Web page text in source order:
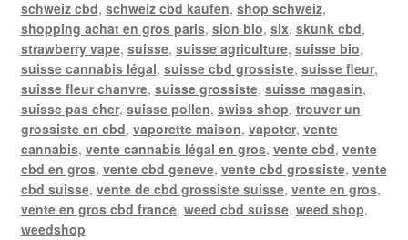
schweiz cbd, schweiz cbd kaufen, shop schweiz,
shopping achat en gros paris, sion bio, six, skunk cbd,
strawberry vape, suisse, suisse agriculture, suisse bio,
suisse cannabis légal, suisse cbd grossiste, suisse fleur,
suisse fleur chanvre, suisse grossiste, suisse magasin,
suisse pas cher, suisse pollen, swiss shop, trouver un
grossiste en cbd, vaporette maison, vapoter, vente
cannabis, vente cannabis légal en gros, vente cbd, vente
cbd en gros, vente cbd geneve, vente cbd grossiste, vente
cbd suisse, vente de cbd grossiste suisse, vente en gros,
vente en gros cbd france, weed cbd suisse, weed shop,
weedshop